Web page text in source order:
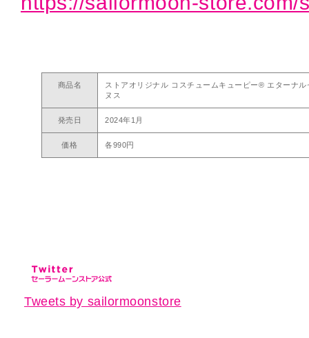
商品名
ストアオリジナル コスチュームキューピー® エターナ
ヌス
発売日 2024年1月
価格 各990円
Tweets by sailormoonstore